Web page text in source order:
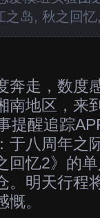
之岛, 秋之回忆
奔走，数度
南地区，来
提醒追踪
于八周年之
回忆2》的
。明天行程
。